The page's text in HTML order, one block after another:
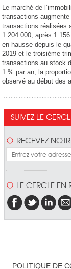
Le marché de
transactions
transactions réalisées
1 204 000, après 1
en hausse depuis le
2019 et le troisième
transactions au stock
1 % par an, la
observé au début des
SUIVEZ LE
RECEVEZ
LE CERCLE EN
POLITIQUE DE